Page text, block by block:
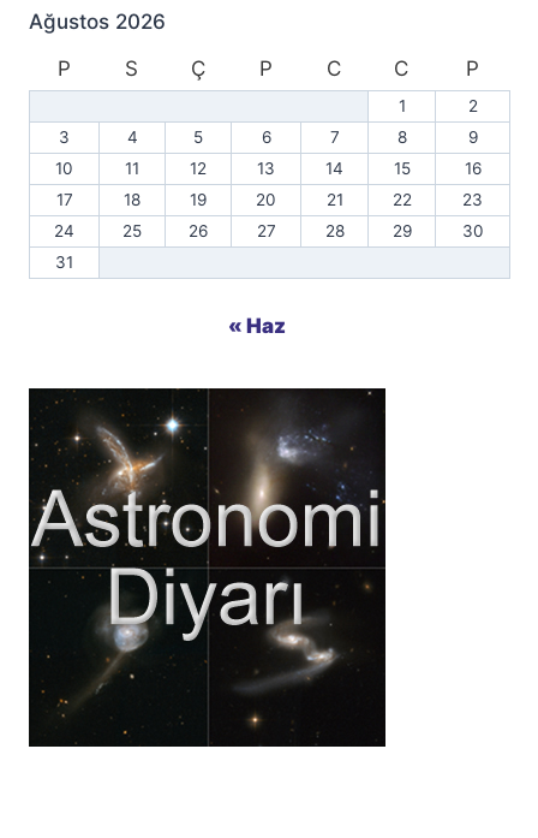
Ağustos 2026
P
S Ç P C C P
1
2
3
4 5 6 7 8
9
10
11 12 13 14 15
16
17
18 19 20 21 22
23
24
25 26 27 28 29
30
31
« Haz